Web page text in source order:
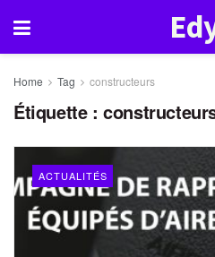
Home Tag constructeurs
Étiquette :
ACTUALITÉS